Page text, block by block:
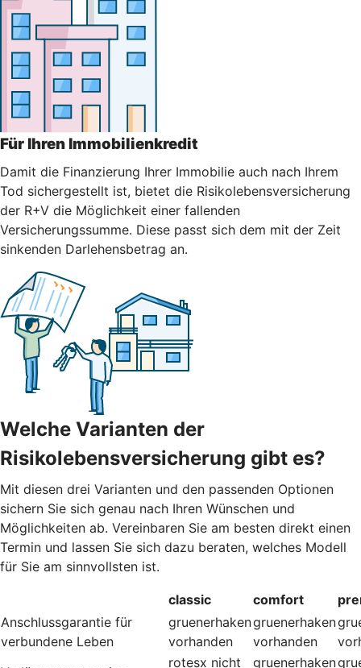
Für Ihren Immobilienkredit
Damit die Finanzierung Ihrer Immobilie auch nach Ihrem
Tod sichergestellt ist, bietet die Risikolebensversicherung
der R+V die Möglichkeit einer fallenden
Versicherungssumme. Diese passt sich dem mit der Zeit
sinkenden Darlehensbetrag an.
Welche Varianten der
Risikolebensversicherung gibt es?
Mit diesen drei Varianten und den passenden Optionen
sichern Sie sich genau nach Ihren Wünschen und
Möglichkeiten ab. Vereinbaren Sie am besten direkt einen
Termin und lassen Sie sich dazu beraten, welches Modell
für Sie am sinnvollsten ist.
classic comfort
Anschlussgarantie für
verbundene Leben
gruenerhaken
vorhanden
gruenerhaken
vorhanden
rotesx nicht
gruenerhaken